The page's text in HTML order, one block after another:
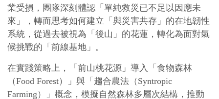
業受損，團隊深刻體認「單純救災已不足以因應未
來」，轉而思考如何建立「與災害共存」的在地韌性
系統，從過去被視為「後山」的花蓮，轉化為面對氣
候挑戰的「前線基地」。
在實踐策略上，「前山桃花源」導入「食物森林
（Food Forest）」與「趨合農法（Syntropic
Farming）」概念，模擬自然森林多層次結構，推動